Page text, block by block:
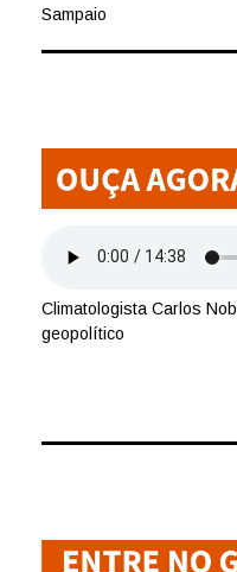
Sampaio
Climatologista Carlos
geopolítico